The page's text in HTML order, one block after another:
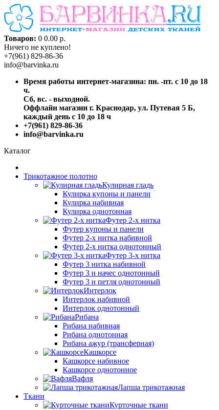
Товаров: 0 0.00 р.
Ничего не куплено!
+7(961) 829-86-36
info@barvinka.ru
Время работы интернет-магазина: пн. -пт. с 10 до 18
ч.
Сб, вс. - выходной.
Оффлайн магазин г. Краснодар, ул. Путевая 5 Б,
каждый день с 10 до 18 ч
+7(961) 829-86-36
info@barvinka.ru
Каталог
Трикотажное полотно
Кулирная гладь
Кулирка купоны и панели
Кулирка набивная
Кулирка однотонная
Футер 2-х нитка
Футер купоны и панели
Футер 2-х нитка набивной
Футер 2-х нитка однотонный
Футер 3-х нитка
Футер 3 нитка набивной
Футер 3 н начес однотонный
Футер 3 н петля однотонный
Интерлок
Интерлок набивной
Интерлок однотонный
Рибана
Рибана набивная
Рибана однотонная
Рибана ажур (трансферная)
Кашкорсе
Кашкорсе набивное
Кашкорсе однотонное
Вафля
Лапша трикотажная
Ткани
Курточные ткани